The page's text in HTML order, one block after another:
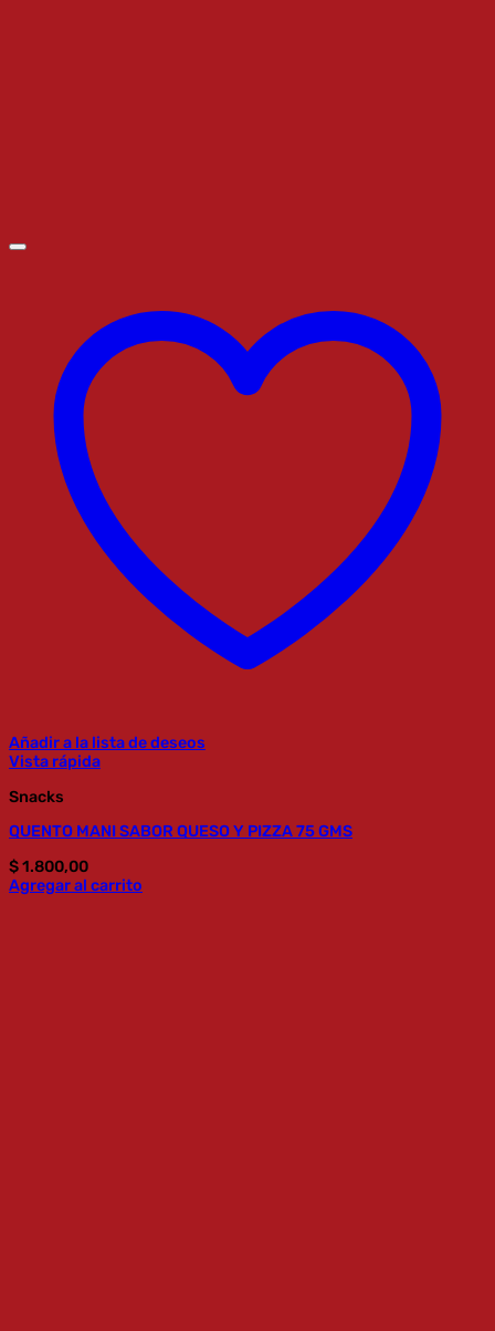
Añadir a la lista de deseos
Vista rápida
Snacks
QUENTO MANI SABOR QUESO Y PIZZA 75 GMS
$1.800,00
Agregar al carrito